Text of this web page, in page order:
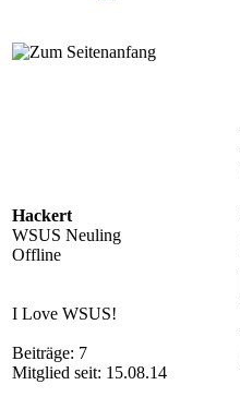
Hackert
WSUS Neuling
Offline
I Love WSUS!
Beiträge: 7
Mitglied seit: 15.08.14